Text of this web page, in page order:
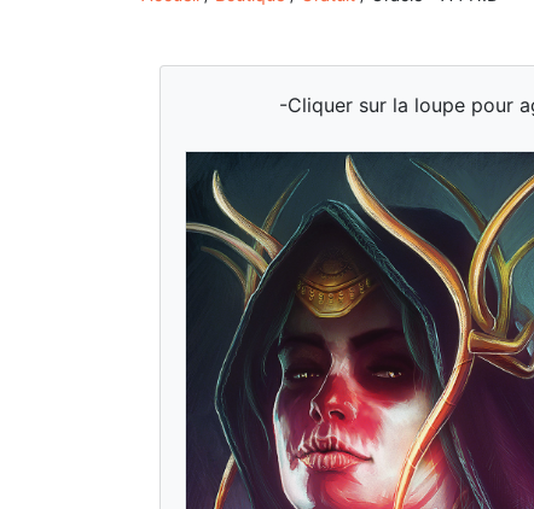
-Cliquer sur la loupe pour